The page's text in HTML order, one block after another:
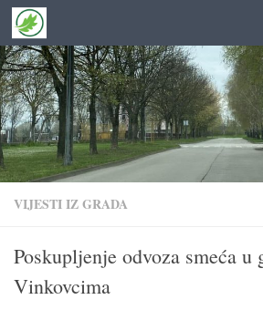
Skip to content
VIJESTI IZ GRADA
Poskupljenje odvoza smeća u
Vinkovcima